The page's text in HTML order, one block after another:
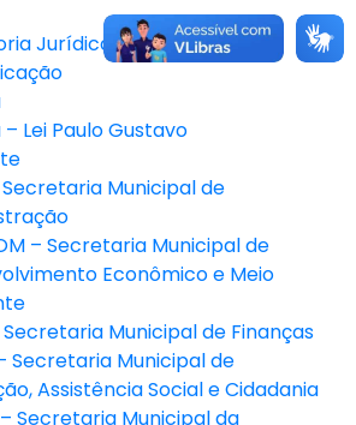
Jurídica
Lei Paulo Gustavo
Secretaria Municipal de
– Secretaria Municipal de
Econômico e Meio
Secretaria Municipal de Finanças
Secretaria Municipal de
Assistência Social e Cidadania
– Secretaria Municipal da